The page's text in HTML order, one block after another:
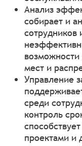
Анализ
собирает и
сотрудников
мест и
Управление
среди
контроль
проектами и